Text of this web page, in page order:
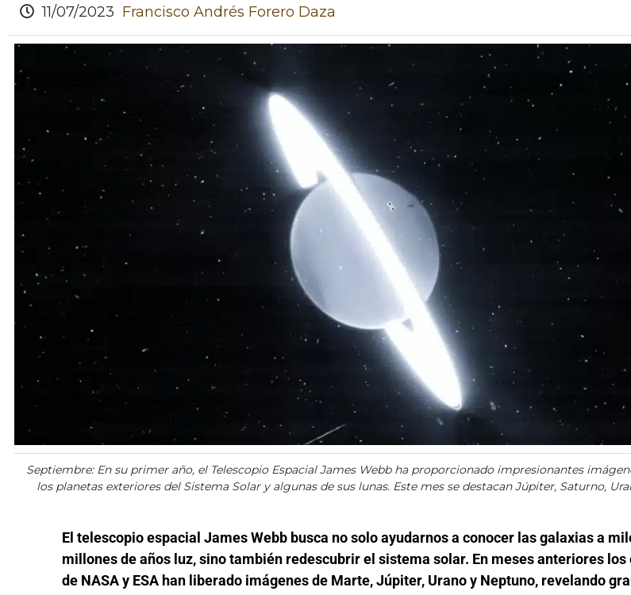
11/07/2023 Francisco Andrés Forero Daza
Septiembre: En su primer año, el Telescopio Espacial James Webb ha proporcionado impresionantes
los planetas exteriores del Sistema Solar y algunas de sus lunas. Este mes se destacan Júpiter, Saturno,
El telescopio espacial James Webb busca no solo ayudarnos a conocer las galaxias a
millones de años luz, sino también redescubrir el sistema solar. En meses anteriores los
de NASA y ESA han liberado imágenes de Marte, Júpiter, Urano y Neptuno, revelando